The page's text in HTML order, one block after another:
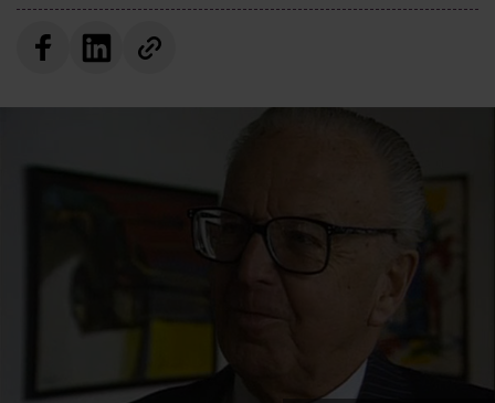
Annonsera
Kontakta oss
personuppgiftsbehandling